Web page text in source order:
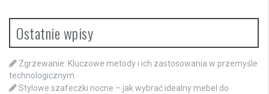
Ostatnie wpisy
Zgrzewanie: Kluczowe metody i ich zastosowania w przemyśle
technologicznym
Stylowe szafeczki nocne – jak wybrać idealny mebel do